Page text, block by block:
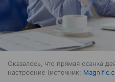
Оказалось, что прямая осанка
настроение
источник: